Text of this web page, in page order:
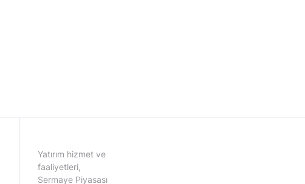
Yatırım hizmet ve
faaliyetleri,
Sermaye Piyasası